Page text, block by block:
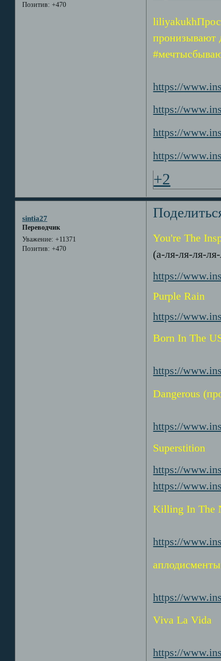
Позитив: +470
пронизывают
https://
https://
https://
https://
+2
sintia27
Переводчик
Уважение: +11371
Позитив: +470
You're The
(а-ля-ля-ля-
https://
Purple Rain
https://
Born In The
https://
Dangerous
https://
Superstition
https://
https://
Killing In The
https://
https://
Viva La Vida
https://